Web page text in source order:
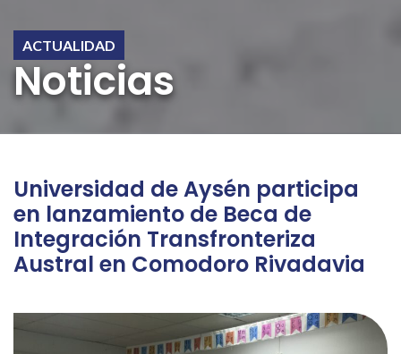
ACTUALIDAD
Noticias
Universidad de Aysén participa
en lanzamiento de Beca de
Integración Transfronteriza
Austral en Comodoro Rivadavia